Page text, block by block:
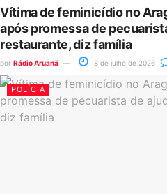
Vítima de feminicídio no
após promessa de
restaurante, diz família
por Rádio Aruanã 8 de julho de 2026
POLÍCIA